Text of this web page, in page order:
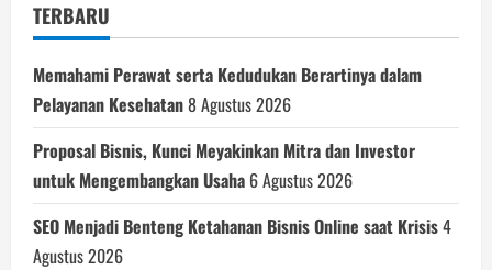
Bisnis
Penting
untuk
Kamu
Tahu!
TERBARU
Memahami Perawat serta Kedudukan Berartinya dalam
Pelayanan Kesehatan8 Agustus 2026
Proposal Bisnis, Kunci Meyakinkan Mitra dan Investor
untuk Mengembangkan Usaha 6 Agustus 2026
SEO Menjadi Benteng Ketahanan Bisnis Online saat Krisis4
Agustus 2026